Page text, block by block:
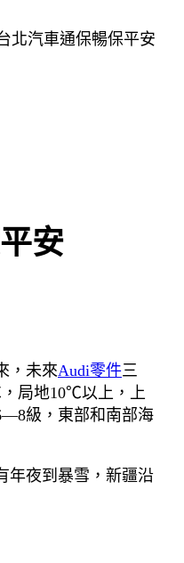
北汽車通保暢保平安
安
，未來Audi零件三
局地10℃以上，上
級，東部和南部海
年夜到暴雪，新疆沿